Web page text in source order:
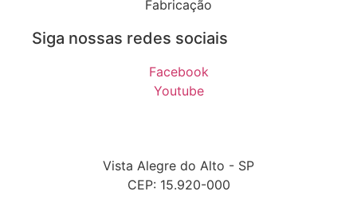
Fabricação
Siga nossas redes sociais
Facebook
Youtube
Vista Alegre do Alto - SP
CEP: 15.920-000